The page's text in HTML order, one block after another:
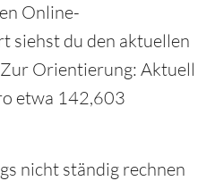
Online-
siehst du den aktuellen
Orientierung: Aktuell
etwa 142,603
nicht ständig rechnen